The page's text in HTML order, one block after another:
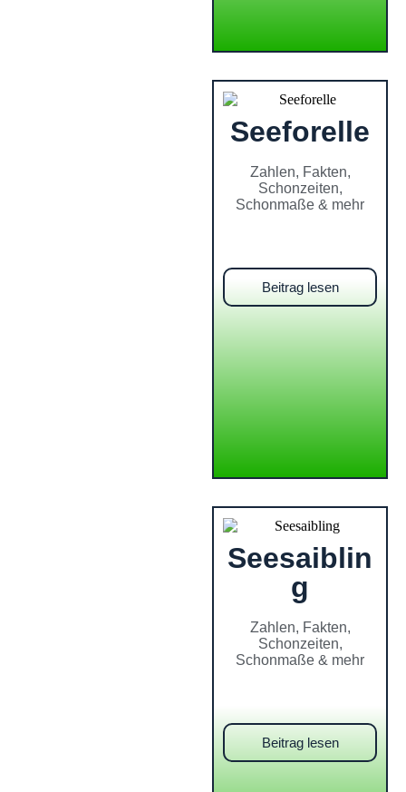
Seeforelle
Zahlen, Fakten,
Schonzeiten,
Schonmaße & mehr
Beitrag lesen
Seesaiblin
g
Zahlen, Fakten,
Schonzeiten,
Schonmaße & mehr
Beitrag lesen